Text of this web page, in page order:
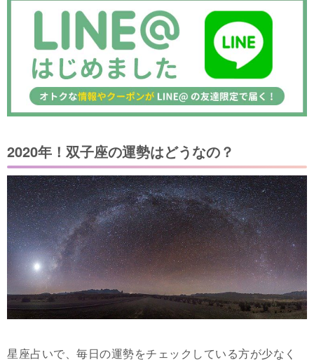
2020年！双子座の運勢はどうなの？
星座占いで、毎日の運勢をチェックしている方が少なく